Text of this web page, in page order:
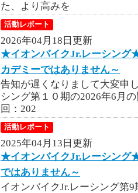
た、より高みを
活動レポート
2026年04月18日更新
★イオンバイクJr.レーシン
カデミーではありません～
告知が遅くなりまして大変申
シング第１０期の2026年6月
回：202
活動レポート
2025年04月13日更新
★イオンバイクJr.レーシン
ではありません～
イオンバイクJr.レーシング第